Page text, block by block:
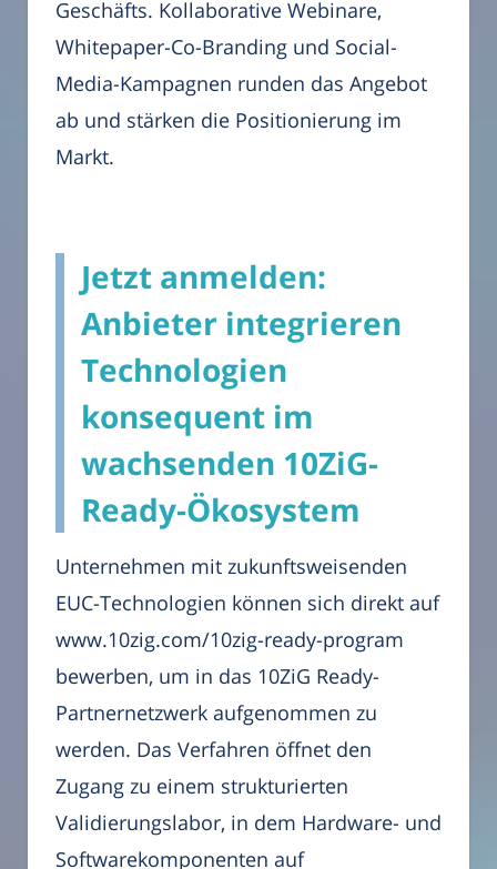
Geschäfts. Kollaborative Webinare,
Whitepaper-Co-Branding und Social-
Media-Kampagnen runden das Angebot
ab und stärken die Positionierung im
Markt.
Jetzt anmelden:
Anbieter integrieren
Technologien
konsequent im
wachsenden 10ZiG-
Ready-Ökosystem
Unternehmen mit zukunftsweisenden
EUC-Technologien können sich direkt auf
www.10zig.com/10zig-ready-program
bewerben, um in das 10ZiG Ready-
Partnernetzwerk aufgenommen zu
werden. Das Verfahren öffnet den
Zugang zu einem strukturierten
Validierungslabor, in dem Hardware- und
Softwarekomponenten auf